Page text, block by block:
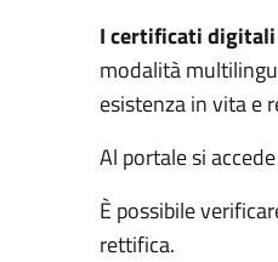
I certificati
modalità
esistenza in vita e
Al portale si
È possibile
rettifica.